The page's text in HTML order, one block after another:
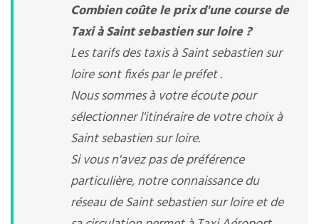
Combien coûte le prix d'une course de
Taxi à Saint sebastien sur loire ?
Les tarifs des taxis à Saint sebastien sur
loire sont fixés par le préfet .
Nous sommes à votre écoute pour
sélectionner l'itinéraire de votre choix à
Saint sebastien sur loire.
Si vous n'avez pas de préférence
particulière, notre connaissance du
réseau de Saint sebastien sur loire et de